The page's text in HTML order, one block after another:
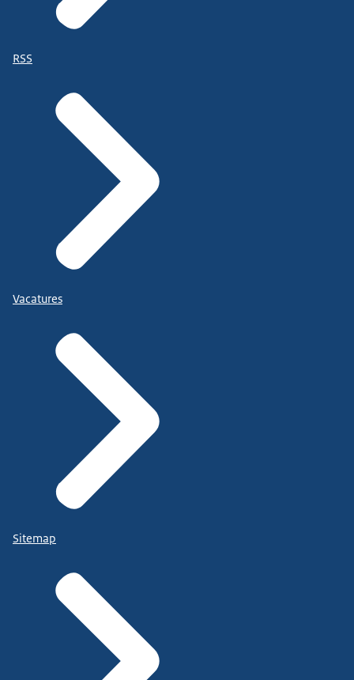
RSS
Vacatures
Sitemap